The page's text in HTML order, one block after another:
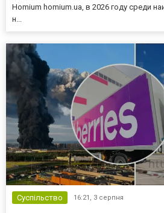
Homium homium.ua, в 2026 году среди
н...
Суспільство 16:21, 3 серпня